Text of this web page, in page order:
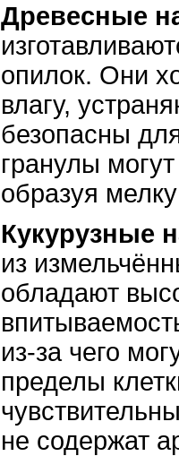
Древесные
опилок. Они
влагу,
безопасны
гранулы
образуя
Кукурузные
из
обладают
из-за чего
пределы
не содержат